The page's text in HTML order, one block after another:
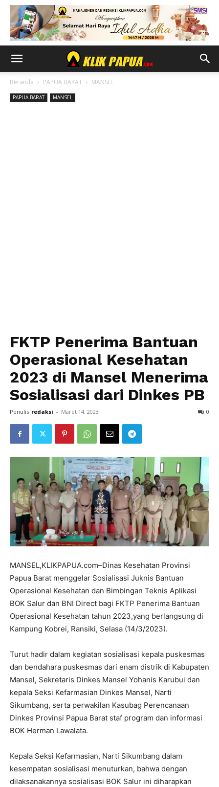
Beranda PAPUA BARAT MANSEL
PAPUA BARAT MANSEL
FKTP Penerima Bantuan
Operasional Kesehatan
2023 di Mansel Menerima
Sosialisasi dari Dinkes PB
Penulis redaksi - Maret 14, 2023 0
MANSEL,KLIKPAPUA.com–Dinas Kesehatan Provinsi
Papua Barat menggelar Sosialisasi Juknis Bantuan
Operasional Kesehatan dan Bimbingan Teknis Aplikasi
BOK Salur dan BNI Direct bagi FKTP Penerima Bantuan
Operasional Kesehatan tahun 2023,yang berlangsung di
Kampung Kobrei, Ransiki, Selasa (14/3/2023).
Turut hadir dalam kegiatan sosialisasi kepala puskesmas
dan bendahara puskesmas dari enam distrik di Kabupaten
Mansel, Sekretaris Dinkes Mansel Yohanis Karubui dan
kepala Seksi Kefarmasian Dinkes Mansel, Narti
Sikumbang, serta perwakilan Kasubag Perencanaan
Dinkes Provinsi Papua Barat staf program dan informasi
BOK Herman Lawalata.
Kepala Seksi Kefarmasian, Narti Sikumbang dalam
kesempatan sosialisasi menuturkan, bahwa dengan
dilaksanakannya sosialisasi BOK Salur ini diharapkan